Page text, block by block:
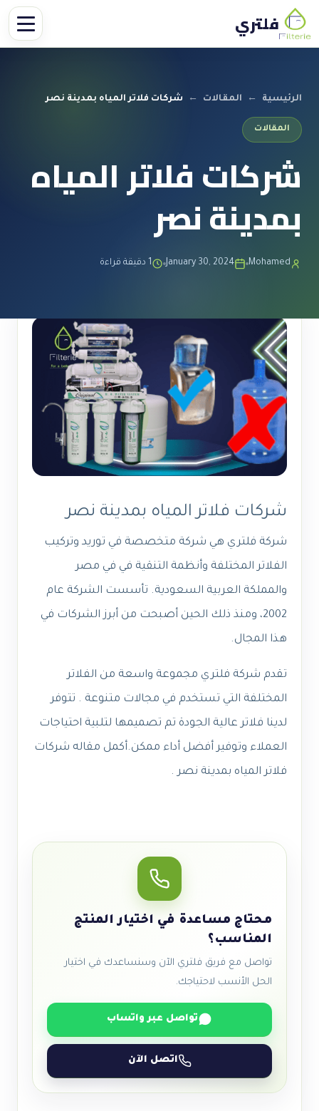
فلتري
الرئيسية ← المقالات ← شركات فلاتر المياه بمدينة نصر
المقالات
شركات فلاتر المياه
بمدينة نصر
Mohamed
January 30, 2024 1 دقيقة قراءة
شركات فلاتر المياه بمدينة نصر
شركة فلتري هي شركة متخصصة في توريد وتركيب
الفلاتر المختلفة وأنظمة التنقية في في مصر
والمملكة العربية السعودية. تأسست الشركة عام
2002، ومنذ ذلك الحين أصبحت من أبرز الشركات في
هذا المجال.
تقدم شركة فلتري مجموعة واسعة من الفلاتر
المختلفة التي تستخدم في مجالات متنوعة . تتوفر
لدينا فلاتر عالية الجودة تم تصميمها لتلبية احتياجات
العملاء وتوفير أفضل أداء ممكن.أكمل مقاله شركات
فلاتر المياه بمدينة نصر .
محتاج مساعدة في اختيار المنتج
المناسب؟
تواصل مع فريق فلتري الآن وسنساعدك في اختيار
الحل الأنسب لاحتياجك.
تواصل عبر واتساب
اتصل الآن